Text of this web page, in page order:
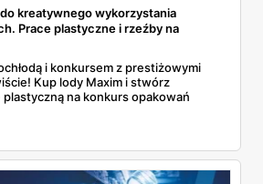
kreatywnego wykorzystania
Prace plastyczne i rzeźby na
i konkursem z prestiżowymi
Kup lody Maxim i stwórz
na konkurs opakowań